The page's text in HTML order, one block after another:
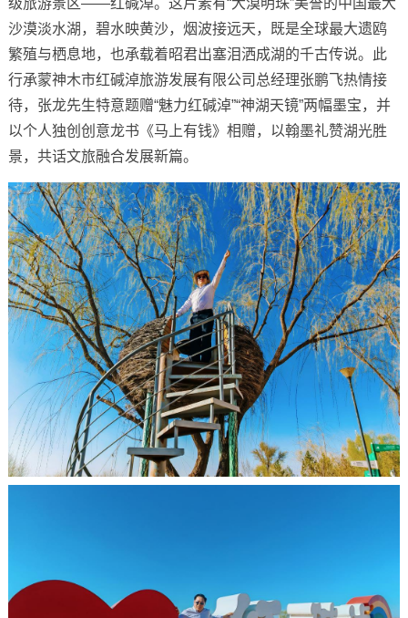
级旅游景区——红碱淖。这片素有“大漠明珠”美誉的中国最大
沙漠淡水湖，碧水映黄沙，烟波接远天，既是全球最大遗鸥
繁殖与栖息地，也承载着昭君出塞泪洒成湖的千古传说。此
行承蒙神木市红碱淖旅游发展有限公司总经理张鹏飞热情接
待，张龙先生特意题赠“魅力红碱淖”“神湖天镜”两幅墨宝，并
以个人独创创意龙书《马上有钱》相赠，以翰墨礼赞湖光胜
景，共话文旅融合发展新篇。